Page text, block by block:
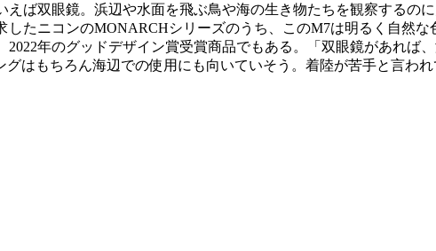
ば双眼鏡。浜辺や水面を飛ぶ鳥や海の生き物たちを観察するの
たニコンのMONARCHシリーズのうち、このM7は明るく自然
年のグッドデザイン賞受賞商品でもある。「双眼鏡があれば
はもちろん海辺での使用にも向いていそう。着陸が苦手と言わ